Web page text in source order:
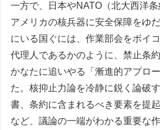
一方で、日本やNATO（北大西洋
アメリカの核兵器に安全保障をゆ
にいる国ぐには、作業部会をボイ
代理人であるかのように、禁止条
かなたに追いやる「漸進的アプロ
た。核抑止力論を冷静に鋭く論破
書、条約に含まれるべき要素を提
など、議論の一端がわかる重要な